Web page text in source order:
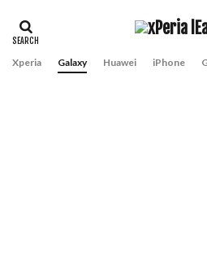
Xperia Galaxy Huawei iPhone